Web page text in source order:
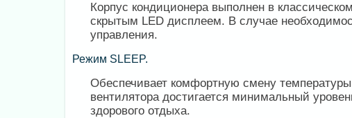
Корпус кондиционера выполнен в
скрытым LED дисплеем. В случае
управления.
Режим SLEEP.
Обеспечивает комфортную смену
вентилятора достигается минимальный
здорового отдыха.